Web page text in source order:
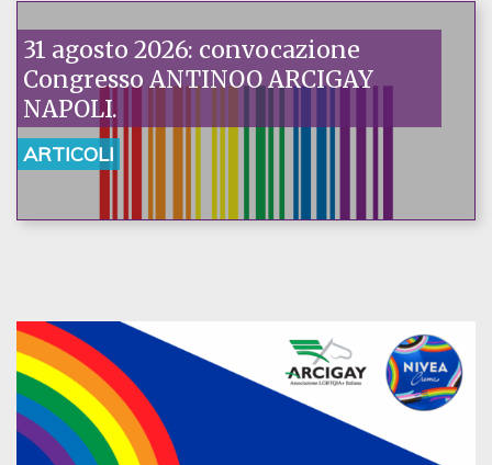
31 agosto 2026: convocazione
Congresso ANTINOO ARCIGAY
NAPOLI.
ARTICOLI